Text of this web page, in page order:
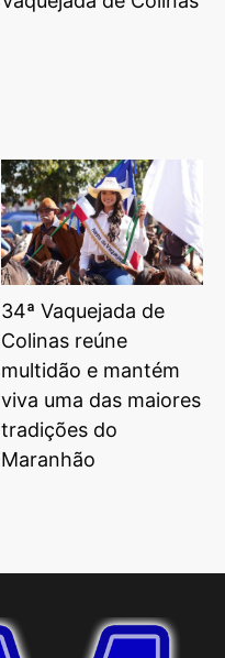
34ª Vaquejada de
Colinas reúne
multidão e mantém
viva uma das maiores
tradições do
Maranhão